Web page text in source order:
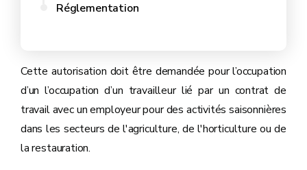
Réglementation
Cette autorisation doit être demandée pour l’occupation
d’un l’occupation d’un travailleur lié par un contrat de
travail avec un employeur pour des activités saisonnières
dans les secteurs de l'agriculture, de l'horticulture ou de
la restauration.